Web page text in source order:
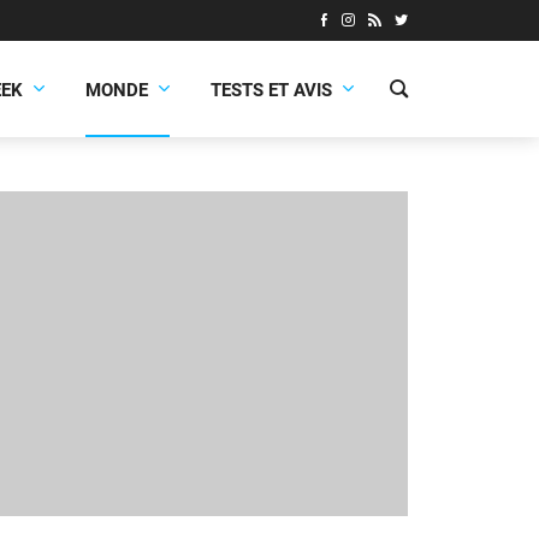
MONDE TESTS ET AVIS